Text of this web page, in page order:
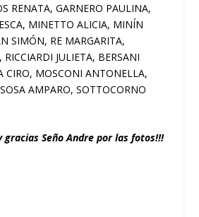
RENATA, GARNERO PAULINA,
MINETTO ALICIA, MINÍN
SIMÓN, RE MARGARITA,
JULIETA, BERSANI
CIRO, MOSCONI ANTONELLA,
AMPARO, SOTTOCORNO
y gracias Seño Andre por las fotos!!!